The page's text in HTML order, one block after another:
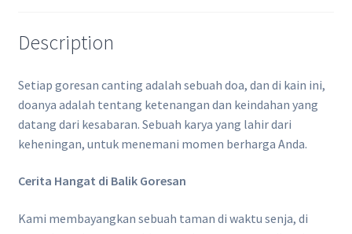
Description
Setiap goresan canting adalah sebuah doa, dan di kain ini,
doanya adalah tentang ketenangan dan keindahan yang
datang dari kesabaran. Sebuah karya yang lahir dari
keheningan, untuk menemani momen berharga Anda.
Cerita Hangat di Balik Goresan
Kami membayangkan sebuah taman di waktu senja, di